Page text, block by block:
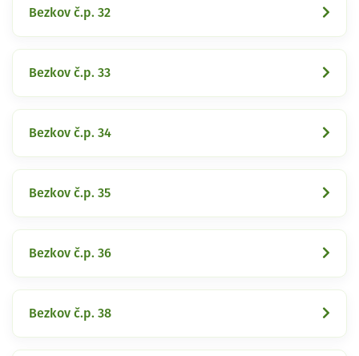
Bezkov č.p. 32
Bezkov č.p. 33
Bezkov č.p. 34
Bezkov č.p. 35
Bezkov č.p. 36
Bezkov č.p. 38